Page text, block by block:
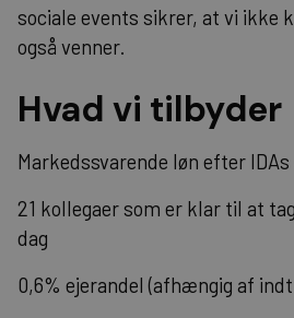
sociale events sikrer, at vi ikke
også venner.
Hvad vi tilbyder
Markedssvarende løn efter
21 kollegaer som er klar til at
dag
0,6% ejerandel (afhængig af